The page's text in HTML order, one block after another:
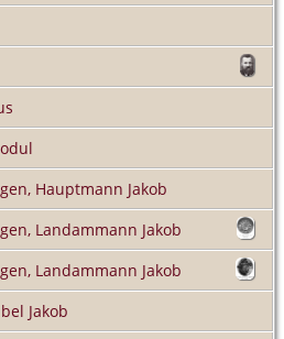
Hauptmann Jakob
Landammann Jakob
Landammann Jakob
Jakob